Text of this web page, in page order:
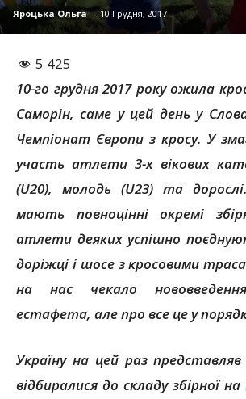
Яроцька Ольга - 10 Грудня, 2017
5 425
10-го грудня 2017 року ожила
Саморін, саме у цей день у
Чемпіонат Європи з кросу. У
участь атлети 3-х вікових
(U20), молодь (U23) та
мають повноцінні окремі
атлети деяких успішно
доріжці і шосе з кросовими
на нас чекало
естафета, але про все це у
Україну на цей раз
відбиралися до складу збірної на